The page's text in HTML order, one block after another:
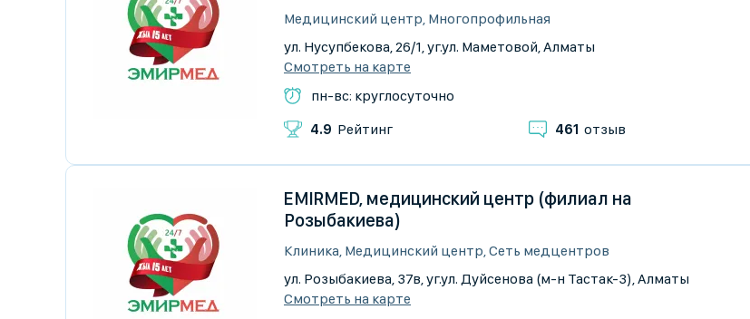
Медицинский центр, Многопрофильная
ул. Нусупбекова, 26/1, уг.ул. Маметовой, Алматы
Смотреть на карте
пн-вс: круглосуточно
4.9 Рейтинг 461 отзыв
EMIRMED, медицинский центр (филиал на
Розыбакиева)
Клиника, Медицинский центр, Сеть медцентров
​ул. Розыбакиева, 37в, уг.ул. Дуйсенова (м-н Тастак-3), Алматы
Смотреть на карте